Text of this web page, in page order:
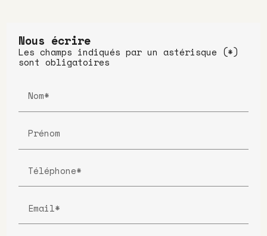
Nous écrire
Les champs indiqués par un astérisque (*)
sont obligatoires
Nom*
Prénom
Téléphone*
Email*